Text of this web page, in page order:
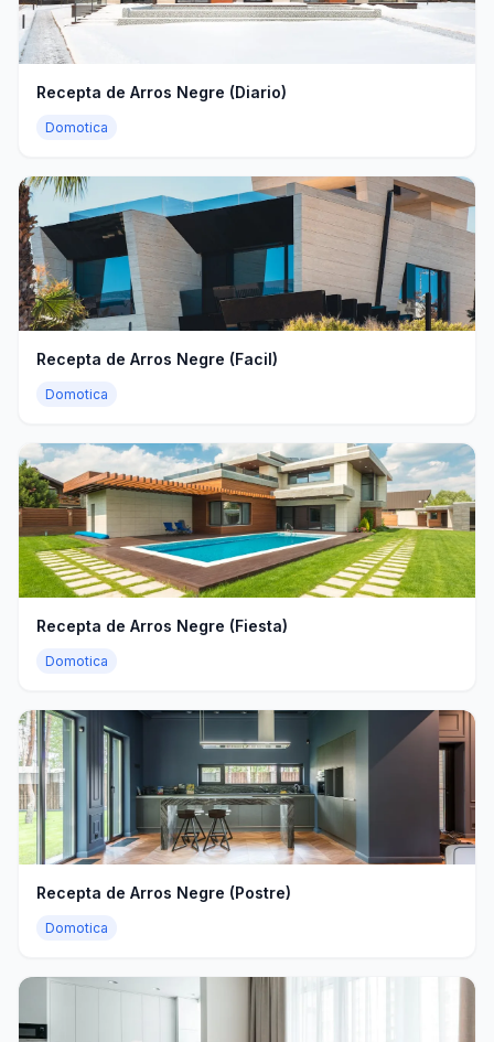
Recepta de Arros Negre (Diario)
Domotica
Recepta de Arros Negre (Facil)
Domotica
Recepta de Arros Negre (Fiesta)
Domotica
Recepta de Arros Negre (Postre)
Domotica